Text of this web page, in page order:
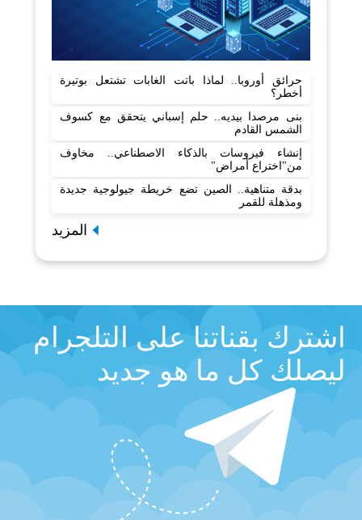
حرائق أوروبا.. لماذا باتت الغابات تشتعل بوتيرة
أخطر؟
بنى مرصدا بيديه.. حلم إسباني يتحقق مع كسوف
الشمس القادم
إنشاء فيروسات بالذكاء الاصطناعي.. مخاوف
من"اختراع أمراض"
بدقة متناهية.. الصين تضع خريطة جيولوجية جديدة
ومذهلة للقمر
المزيد
اشترك بقناتنا على التلجرام
ليصلك كل ما هو جديد